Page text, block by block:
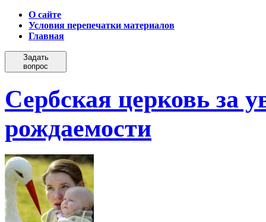
О сайте
Условия перепечатки материалов
Главная
Задать
вопрос
Сербская церковь за
рождаемости